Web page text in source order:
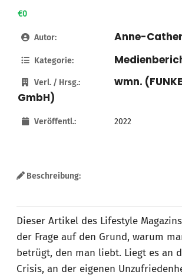
€0
Autor: Anne-
Kategorie:
Verl. / Hrsg.:
wmn.
GmbH)
Veröffentl.: 2022
Beschreibung:
Dieser Artikel des Lifestyle
der Frage auf den Grund, warum
betrügt, den man liebt. Liegt es an
Crisis, an der eigenen